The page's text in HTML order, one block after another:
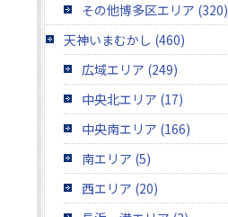
その他博多区エリア (320)
天神いまむかし (460)
広域エリア (249)
中央北エリア (17)
中央南エリア (166)
南エリア (5)
西エリア (20)